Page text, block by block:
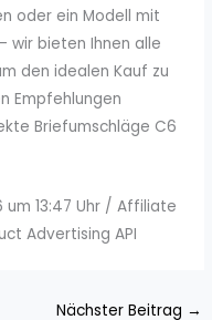
oder ein Modell mit
wir bieten Ihnen alle
den idealen Kauf zu
Empfehlungen
Briefumschläge C6
13:47 Uhr / Affiliate
Advertising API
Nächster Beitrag →